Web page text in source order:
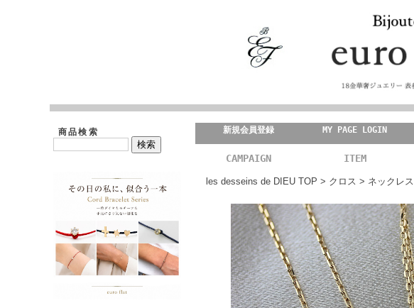
商品検索 新規会員登録 MY PAGE LOGIN
CAMPAIGN ITEM
les desseins de DIEU TOP > クロス > ネックレス